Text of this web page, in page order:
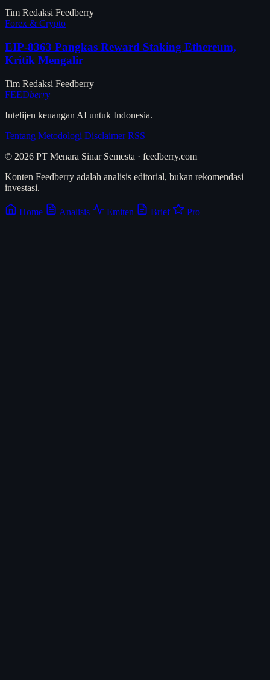
Tim Redaksi Feedberry
Forex & Crypto
EIP-8363 Pangkas Reward Staking Ethereum,
Kritik Mengalir
Tim Redaksi Feedberry
FEEDberry
Intelijen keuangan AI untuk Indonesia.
Tentang Metodologi Disclaimer RSS
© 2026 PT Menara Sinar Semesta · feedberry.com
Konten Feedberry adalah analisis editorial, bukan rekomendasi
investasi.
Home Analisis Emiten Brief Pro